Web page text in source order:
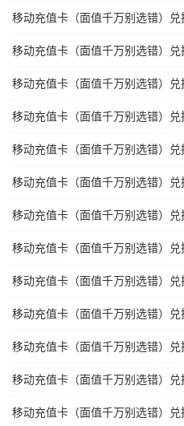
移动充值卡（面值千万别选错）兑
移动充值卡（面值千万别选错）
移动充值卡（面值千万别选错）
移动充值卡（面值千万别选错）兑
移动充值卡（面值千万别选错）兑
移动充值卡（面值千万别选错）兑
移动充值卡（面值千万别选错）兑
移动充值卡（面值千万别选错）兑
移动充值卡（面值千万别选错）兑
移动充值卡（面值千万别选错）
移动充值卡（面值千万别选错）兑
移动充值卡（面值千万别选错）
移动充值卡（面值千万别选错）兑